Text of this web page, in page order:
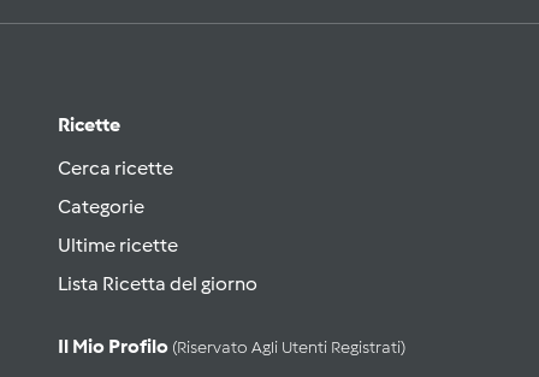
Ricette
Cerca ricette
Categorie
Ultime ricette
Lista Ricetta del giorno
Il Mio Profilo (riservato Agli Utenti Registrati)